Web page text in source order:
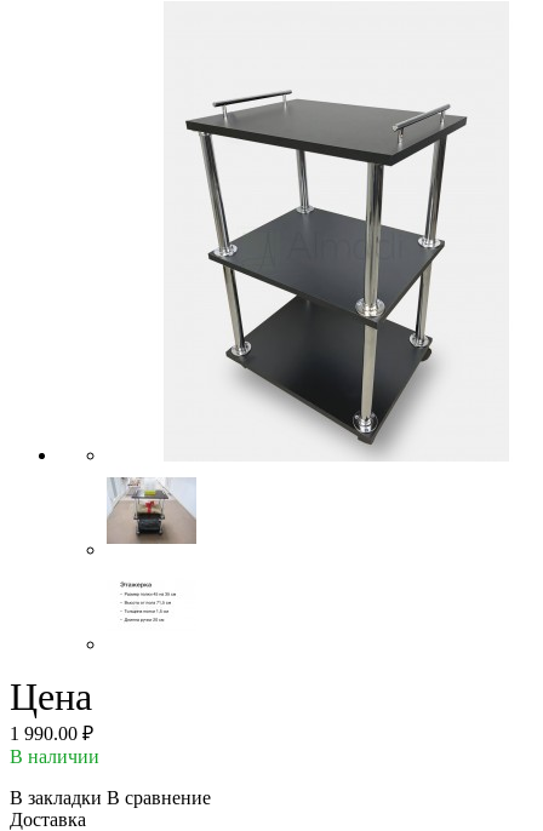
Цена
1 990.00 ₽
В наличии
В закладки В сравнение
Доставка